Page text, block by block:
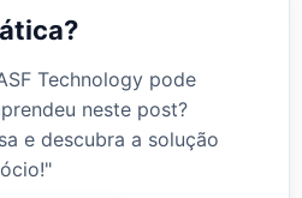
Technology pode
neste post?
e descubra a solução